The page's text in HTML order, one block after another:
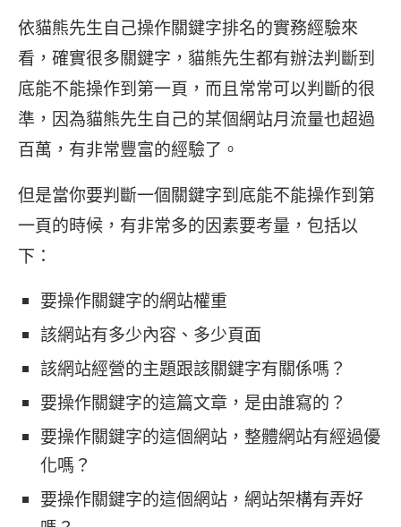
依貓熊先生自己操作關鍵字排名的實務經驗來
看，確實很多關鍵字，貓熊先生都有辦法判斷到
底能不能操作到第一頁，而且常常可以判斷的很
準，因為貓熊先生自己的某個網站月流量也超過
百萬，有非常豐富的經驗了。
但是當你要判斷一個關鍵字到底能不能操作到第
一頁的時候，有非常多的因素要考量，包括以
下：
要操作關鍵字的網站權重
該網站有多少內容、多少頁面
該網站經營的主題跟該關鍵字有關係嗎？
要操作關鍵字的這篇文章，是由誰寫的？
要操作關鍵字的這個網站，整體網站有經過優
化嗎？
要操作關鍵字的這個網站，網站架構有弄好